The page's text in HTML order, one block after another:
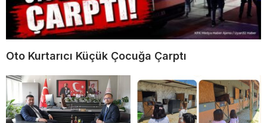
Oto Kurtarıcı Küçük Çocuğa Çarptı